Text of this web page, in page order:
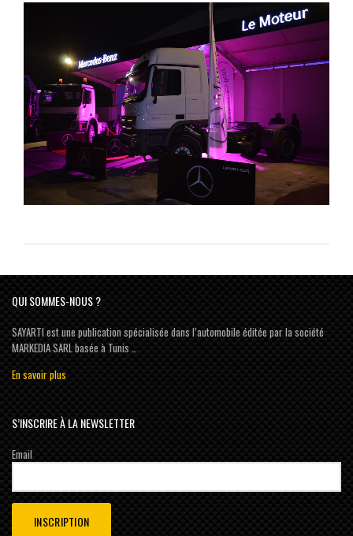
QUI SOMMES-NOUS ?
SAYARTI est une publication spécialisée dans l’automobile éditée par la société
MARKEDIA SARL basée à Tunis …
En savoir plus
S’INSCRIRE À LA NEWSLETTER
Email